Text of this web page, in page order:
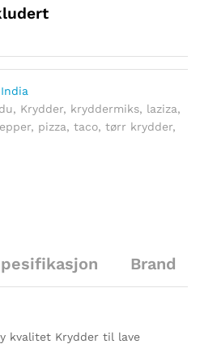
, Krydder, kryddermiks, laziza,
, pizza, taco, tørr krydder,
Brand
kvalitet Krydder til lave